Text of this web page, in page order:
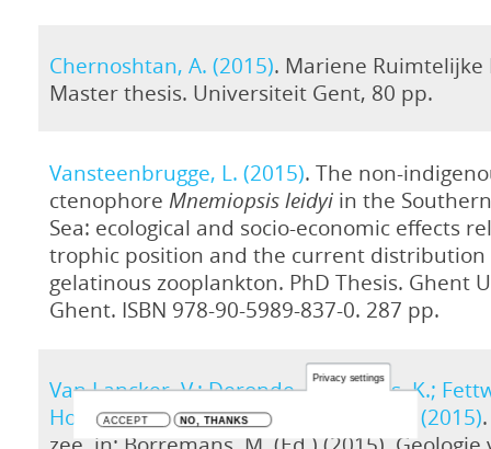
Chernoshtan, A. (2015). Mariene Ruimtelijke
Master thesis. Universiteit Gent, 80 pp.
Vansteenbrugge, L. (2015). The non-
ctenophore Mnemiopsis leidyiin the
Sea: ecological and socio-economic effects
trophic position and the current distribution
gelatinous zooplankton. PhD Thesis. Ghent
Ghent. ISBN 978-90-5989-837-0. 287 pp.
Van Lancker, V.; Deronde, B.; De Vos, K.;
Houthuys, R.; Martens, C.; Mathys, M. (2015)
Privacy settings
ACCEPT NO, THANKS